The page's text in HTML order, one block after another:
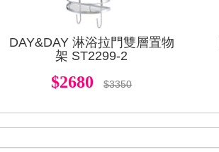
DAY&DAY 淋浴拉門雙層置物
架 ST2299-2
$2680 $3350